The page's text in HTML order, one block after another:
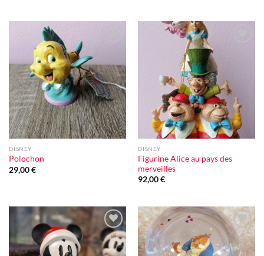
d'envie
DISNEY
Polochon
29,00€
DISNEY
Figurine Alice au pays des
merveilles
92,00€
Ajouter
à la liste
d'envie
Ajouter
à la liste
d'envie